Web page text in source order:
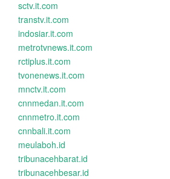
sctv.it.com
transtv.it.com
indosiar.it.com
metrotvnews.it.com
rctiplus.it.com
tvonenews.it.com
mnctv.it.com
cnnmedan.it.com
cnnmetro.it.com
cnnbali.it.com
meulaboh.id
tribunacehbarat.id
tribunacehbesar.id